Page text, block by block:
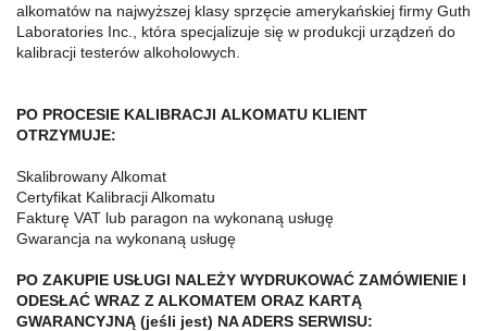
alkomatów na najwyższej klasy sprzęcie amerykańskiej firmy Guth
Laboratories Inc., która specjalizuje się w produkcji urządzeń do
kalibracji testerów alkoholowych.
PO PROCESIE KALIBRACJI ALKOMATU KLIENT
OTRZYMUJE:
Skalibrowany Alkomat
Certyfikat Kalibracji Alkomatu
Fakturę VAT lub paragon na wykonaną usługę
Gwarancja na wykonaną usługę
PO ZAKUPIE USŁUGI NALEŻY WYDRUKOWAĆ ZAMÓWIENIE I
ODESŁAĆ WRAZ Z ALKOMATEM ORAZ KARTĄ
GWARANCYJNĄ (jeśli jest) NA ADERS SERWISU: